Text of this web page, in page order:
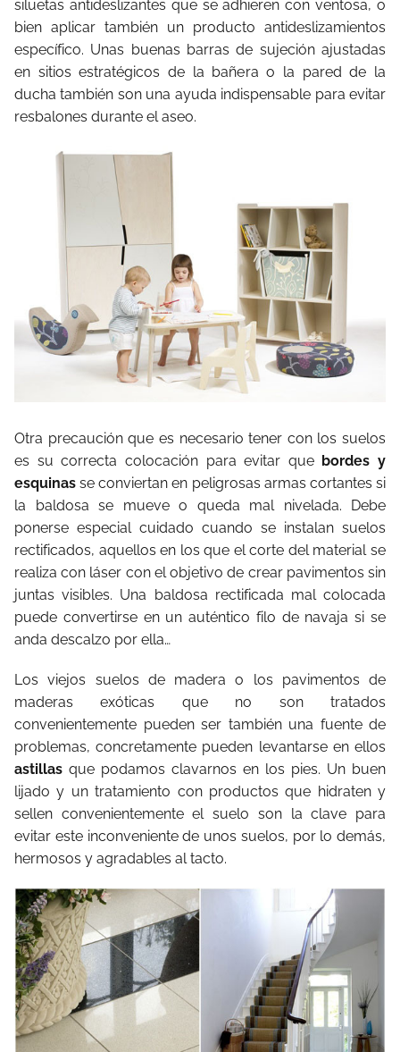
siluetas antideslizantes que se adhieren con ventosa, o
bien aplicar también un producto antideslizamientos
específico. Unas buenas barras de sujeción ajustadas
en sitios estratégicos de la bañera o la pared de la
ducha también son una ayuda indispensable para evitar
resbalones durante el aseo.
Otra precaución que es necesario tener con los suelos
es su correcta colocación para evitar que bordes y
esquinas se conviertan en peligrosas armas cortantes si
la baldosa se mueve o queda mal nivelada. Debe
ponerse especial cuidado cuando se instalan suelos
rectificados, aquellos en los que el corte del material se
realiza con láser con el objetivo de crear pavimentos sin
juntas visibles. Una baldosa rectificada mal colocada
puede convertirse en un auténtico filo de navaja si se
anda descalzo por ella…
Los viejos suelos de madera o los pavimentos de
maderas exóticas que no son tratados
convenientemente pueden ser también una fuente de
problemas, concretamente pueden levantarse en ellos
astillas que podamos clavarnos en los pies. Un buen
lijado y un tratamiento con productos que hidraten y
sellen convenientemente el suelo son la clave para
evitar este inconveniente de unos suelos, por lo demás,
hermosos y agradables al tacto.